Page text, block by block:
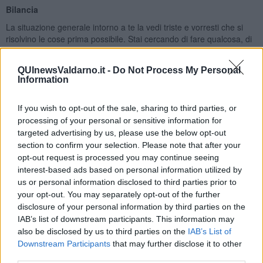
QUInewsValdarno.it - Do Not Process My Personal
Information
If you wish to opt-out of the sale, sharing to third parties, or
processing of your personal or sensitive information for
targeted advertising by us, please use the below opt-out
section to confirm your selection. Please note that after your
opt-out request is processed you may continue seeing
interest-based ads based on personal information utilized by
us or personal information disclosed to third parties prior to
your opt-out. You may separately opt-out of the further
disclosure of your personal information by third parties on the
IAB’s list of downstream participants. This information may
also be disclosed by us to third parties on the IAB’s List of
Downstream Participants that may further disclose it to other
Bilancia
La situazione generale intorno a te la vedi triste e vorresti che si
risolvino le cose prima possibile. Stai cercando di fare qualcosa, di
farti utile per qualcuno, almeno per le persone nella tua vicinanza.
Se non avessi un lavoro di smart working, sei pronto anche a fare
un lavoro volontario, pur di non stare a casa. Il pianeta della
responsabilitá, Saturno, era in aspetto difficile fino a poco fa,
sfida. Alla fine del mese di marzo Saturno ha cambiato finalmente il
segno, é entrato in un segno favorevole al tuo. Potrebbero
avvertire giá i benefici del pianeta i nativi intorno del primo decade,
cioé i nativi di settembre. Se vuoi cambiare radicalmente la tua vita
sentimentale, e finora ti é mancato il coraggio, nel mese di aprile,
potresti facilmente fare il passo. Inizierá il lungo cammino di Venere
nel segno dei Gemelli, che per 4 mesi ti sará favorevole. Molti del
segno della Bilancia decideranno ad andare a convivere, o
fuoriuscendo da una situazione sentimentale pesante, troveranno
la strada per una relazione, che sará in grado a dare la felicitá e
l’impegno serio del partner. I problemi grossi d’Italia sono in via di
risoluzione, il tuo segno sará molto brillante nel mese di aprile, le
tue idee a livello lavorativo saranno di buon auspicio. Se sei il capo